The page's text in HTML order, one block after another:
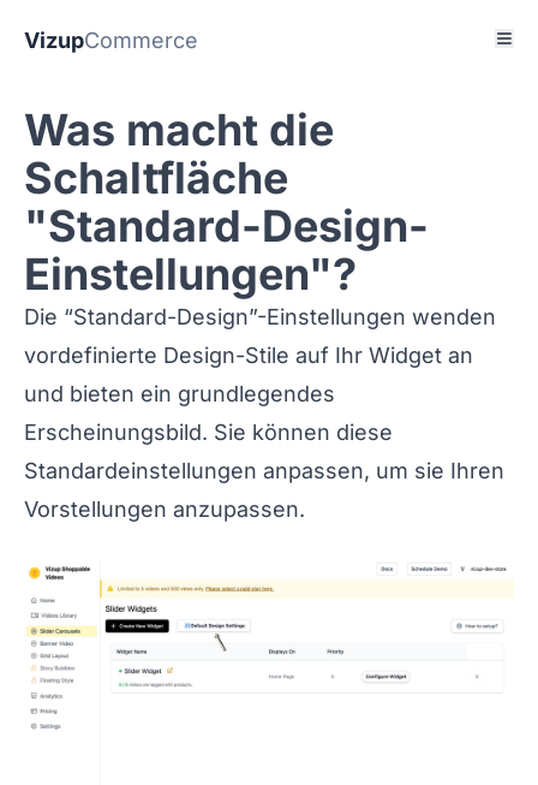
VizupCommerce
Was macht die
Schaltfläche
"Standard-Design-
Einstellungen"?
Die “Standard-Design”-Einstellungen wenden
vordefinierte Design-Stile auf Ihr Widget an
und bieten ein grundlegendes
Erscheinungsbild. Sie können diese
Standardeinstellungen anpassen, um sie Ihren
Vorstellungen anzupassen.